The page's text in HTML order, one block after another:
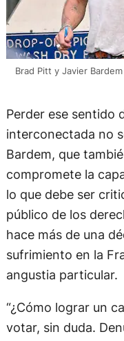
Brad Pitt y Javier
Perder ese sentido
interconectada no
Bardem, que
compromete la
lo que debe ser
público de los
hace más de una
sufrimiento en la
angustia particular.
“¿Cómo lograr un
votar, sin duda.